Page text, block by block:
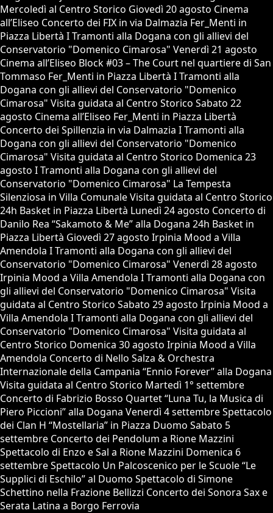
Mercoledì al Centro Storico Giovedì 20 agosto Cinema
all’Eliseo Concerto dei FIX in via Dalmazia Fer_Menti in
Piazza Libertà I Tramonti alla Dogana con gli allievi del
Conservatorio "Domenico Cimarosa" Venerdì 21 agosto
Cinema all’Eliseo Block #03 – The Court nel quartiere di San
Tommaso Fer_Menti in Piazza Libertà I Tramonti alla
Dogana con gli allievi del Conservatorio "Domenico
Cimarosa" Visita guidata al Centro Storico Sabato 22
agosto Cinema all’Eliseo Fer_Menti in Piazza Libertà
Concerto dei Spillenzia in via Dalmazia I Tramonti alla
Dogana con gli allievi del Conservatorio "Domenico
Cimarosa" Visita guidata al Centro Storico Domenica 23
agosto I Tramonti alla Dogana con gli allievi del
Conservatorio "Domenico Cimarosa" La Tempesta
Silenziosa in Villa Comunale Visita guidata al Centro Storico
24h Basket in Piazza Libertà Lunedì 24 agosto Concerto di
Danilo Rea “Sakamoto & Me” alla Dogana 24h Basket in
Piazza Libertà Giovedì 27 agosto Irpinia Mood a Villa
Amendola I Tramonti alla Dogana con gli allievi del
Conservatorio "Domenico Cimarosa" Venerdì 28 agosto
Irpinia Mood a Villa Amendola I Tramonti alla Dogana con
gli allievi del Conservatorio "Domenico Cimarosa" Visita
guidata al Centro Storico Sabato 29 agosto Irpinia Mood a
Villa Amendola I Tramonti alla Dogana con gli allievi del
Conservatorio "Domenico Cimarosa" Visita guidata al
Centro Storico Domenica 30 agosto Irpinia Mood a Villa
Amendola Concerto di Nello Salza & Orchestra
Internazionale della Campania “Ennio Forever” alla Dogana
Visita guidata al Centro Storico Martedì 1° settembre
Concerto di Fabrizio Bosso Quartet “Luna Tu, la Musica di
Piero Piccioni” alla Dogana Venerdì 4 settembre Spettacolo
dei Clan H “Mostellaria” in Piazza Duomo Sabato 5
settembre Concerto dei Pendolum a Rione Mazzini
Spettacolo di Enzo e Sal a Rione Mazzini Domenica 6
settembre Spettacolo Un Palcoscenico per le Scuole “Le
Supplici di Eschilo” al Duomo Spettacolo di Simone
Schettino nella Frazione Bellizzi Concerto dei Sonora Sax e
Serata Latina a Borgo Ferrovia